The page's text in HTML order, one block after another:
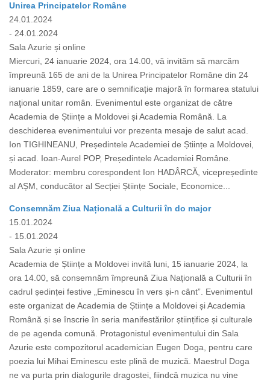
Unirea Principatelor Române
24.01.2024
- 24.01.2024
Sala Azurie și online
Miercuri, 24 ianuarie 2024, ora 14.00, vă invităm să marcăm
împreună 165 de ani de la Unirea Principatelor Române din 24
ianuarie 1859, care are o semnificație majoră în formarea statului
naţional unitar român. Evenimentul este organizat de către
Academia de Științe a Moldovei și Academia Română. La
deschiderea evenimentului vor prezenta mesaje de salut acad.
Ion TIGHINEANU, Președintele Academiei de Științe a Moldovei,
și acad. Ioan-Aurel POP, Președintele Academiei Române.
Moderator: membru corespondent Ion HADÂRCĂ, vicepreședinte
al AȘM, conducător al Secției Științe Sociale, Economice...
Consemnăm Ziua Națională a Culturii în do major
15.01.2024
- 15.01.2024
Sala Azurie și online
Academia de Științe a Moldovei invită luni, 15 ianuarie 2024, la
ora 14.00, să consemnăm împreună Ziua Națională a Culturii în
cadrul ședinței festive „Eminescu în vers și-n cânt”. Evenimentul
este organizat de Academia de Științe a Moldovei și Academia
Română și se înscrie în seria manifestărilor științifice și culturale
de pe agenda comună. Protagonistul evenimentului din Sala
Azurie este compozitorul academician Eugen Doga, pentru care
poezia lui Mihai Eminescu este plină de muzică. Maestrul Doga
ne va purta prin dialogurile dragostei, fiindcă muzica nu vine